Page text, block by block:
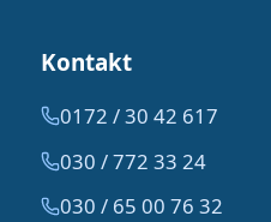
Kontakt
0172 / 30 42 617
030 / 772 33 24
030 / 65 00 76 32